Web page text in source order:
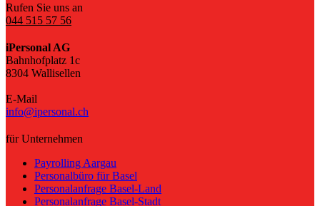
Rufen Sie uns an
044 515 57 56
iPersonal AG
Bahnhofplatz 1c
8304 Wallisellen
E-Mail
info@ipersonal.ch
für Unternehmen
Payrolling Aargau
Personalbüro für Basel
Personalanfrage Basel-Land
Personalanfrage Basel-Stadt